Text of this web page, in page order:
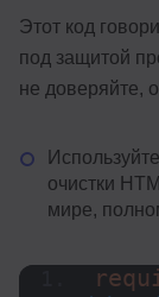
Этот код
под защитой
не доверяйте,
очистки
мире,